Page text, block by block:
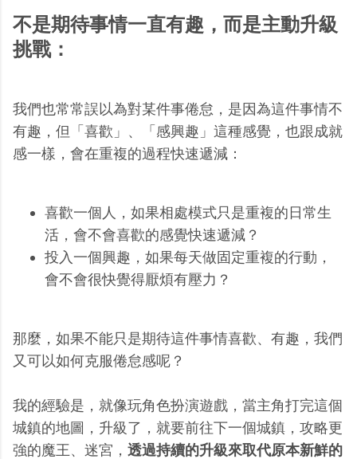
不是期待事情一直有趣，而是主動升級
挑戰：
我們也常常誤以為對某件事倦怠，是因為這件事情不
有趣，但「喜歡」、「感興趣」這種感覺，也跟成就
感一樣，會在重複的過程快速遞減：
喜歡一個人，如果相處模式只是重複的日常生
活，會不會喜歡的感覺快速遞減？
投入一個興趣，如果每天做固定重複的行動，
會不會很快覺得厭煩有壓力？
那麼，如果不能只是期待這件事情喜歡、有趣，我們
又可以如何克服倦怠感呢？
我的經驗是，就像玩角色扮演遊戲，當主角打完這個
城鎮的地圖，升級了，就要前往下一個城鎮，攻略更
強的魔王、迷宮， 透過持續的升級來取代原本新鮮的